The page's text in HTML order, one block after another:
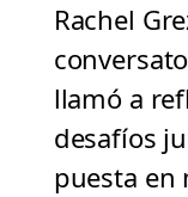
Rachel
llamó a
desafíos
puesta en